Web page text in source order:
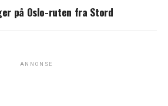
på Oslo-ruten fra Stord
ANNONSE